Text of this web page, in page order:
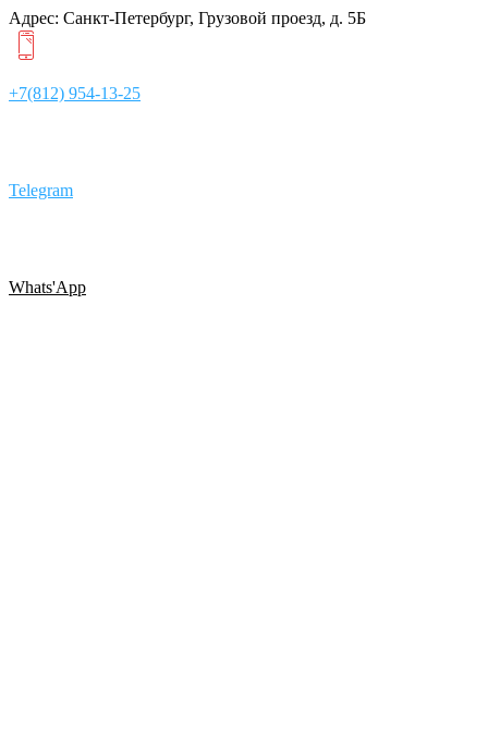
Адрес: Санкт-Петербург, Грузовой проезд, д. 5Б
+7(812) 954-13-25
Telegram
Whats'App